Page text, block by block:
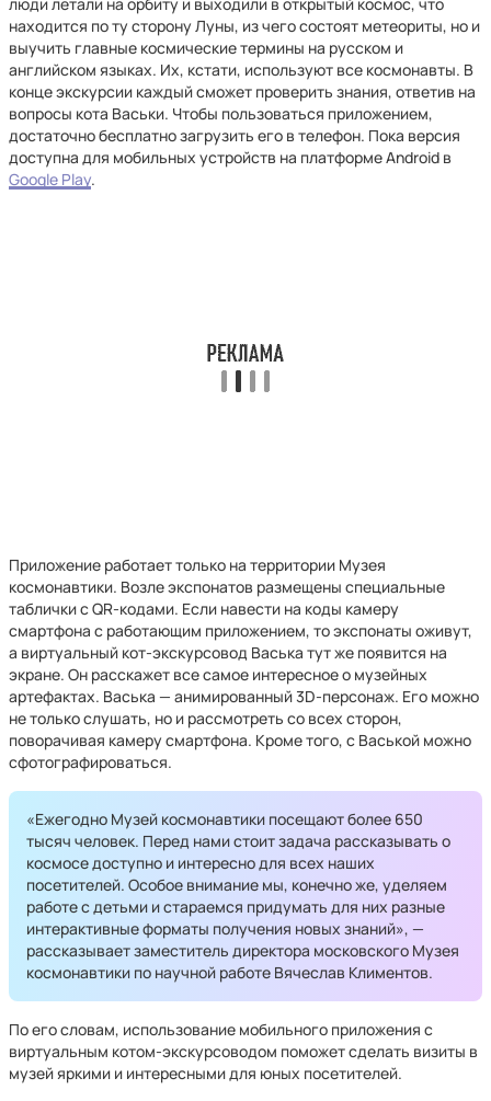
находится по ту сторону Луны, из чего состоят метеориты, но и
выучить главные космические термины на русском и
английском языках. Их, кстати, используют все космонавты. В
конце экскурсии каждый сможет проверить знания, ответив на
вопросы кота Васьки. Чтобы пользоваться приложением,
достаточно бесплатно загрузить его в телефон. Пока версия
доступна для мобильных устройств на платформе Android в
Google Play.
Приложение работает только на территории Музея
космонавтики. Возле экспонатов размещены специальные
таблички с QR-кодами. Если навести на коды камеру
смартфона с работающим приложением, то экспонаты оживут,
а виртуальный кот-экскурсовод Васька тут же появится на
экране. Он расскажет все самое интересное о музейных
артефактах. Васька — анимированный 3D-персонаж. Его можно
не только слушать, но и рассмотреть со всех сторон,
поворачивая камеру смартфона. Кроме того, с Васькой можно
сфотографироваться.
«Ежегодно Музей космонавтики посещают более 650
тысяч человек. Перед нами стоит задача рассказывать о
космосе доступно и интересно для всех наших
посетителей. Особое внимание мы, конечно же, уделяем
работе с детьми и стараемся придумать для них разные
интерактивные форматы получения новых знаний», —
рассказывает заместитель директора московского Музея
космонавтики по научной работе Вячеслав Климентов.
По его словам, использование мобильного приложения с
виртуальным котом-экскурсоводом поможет сделать визиты в
музей яркими и интересными для юных посетителей.